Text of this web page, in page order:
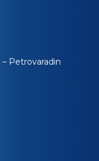
Petrovaradin